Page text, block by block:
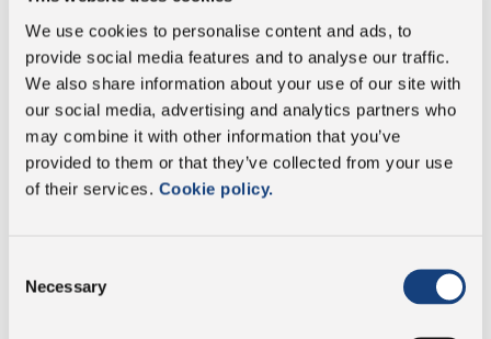
We use cookies to personalise content and ads, to
provide social media features and to analyse our traffic.
We also share information about your use of our site with
our social media, advertising and analytics partners who
may combine it with other information that you’ve
provided to them or that they’ve collected from your use
of their services. Cookie policy.
Selection
Necessary
Carbohidratos 0 g
cuyo contenido de
azúcares:
0 g
Proteína 32 g